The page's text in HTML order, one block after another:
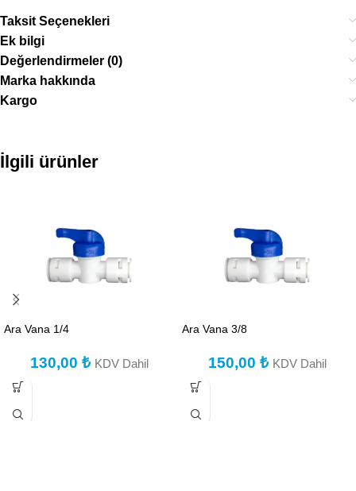
Taksit Seçenekleri
Ek bilgi
Değerlendirmeler (0)
Marka hakkında
Kargo
İlgili ürünler
Ara Vana 1/4
130,00 ₺ KDV Dahil
Ara Vana 3/8
150,00 ₺ KDV Dahil